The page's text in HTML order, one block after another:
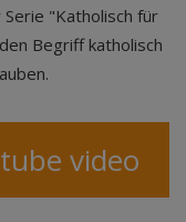
"Katholisch für
Begriff katholisch
video